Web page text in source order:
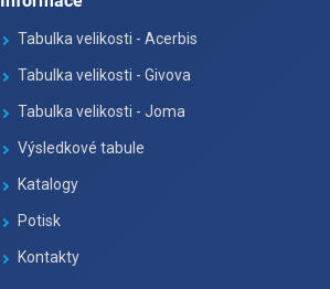
Tabulka velikosti - Acerbis
Tabulka velikosti - Givova
Tabulka velikosti - Joma
Výsledkové tabule
Katalogy
Potisk
Kontakty